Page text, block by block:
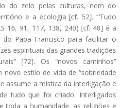
do zelo pelas culturas, nem do
e a ecologia [cf. 52]. “‘Tudo
16, 91, 117, 138, 240) [cf. 48] é a
do Papa Francisco para facilitar o
espirituais das grandes tradições
[72]. Os “novos caminhos”
novo estilo de vida de “sobriedade
assume a mística da interligação e
tudo que foi criado. Interligados
toda a humanidade, as religiões e